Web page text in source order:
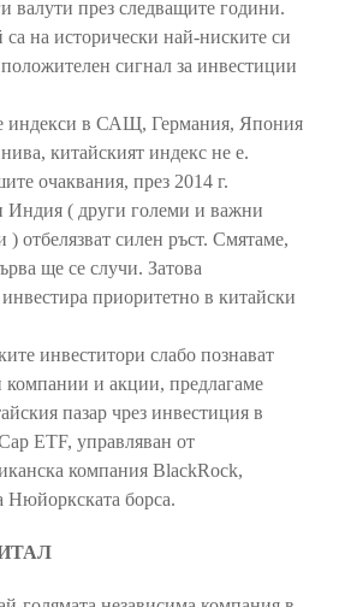
валути през следващите години.
на исторически най-ниските си
сигнал за инвестиции
индекси в САЩ, Германия, Япония
китайският индекс не е.
очаквания, през 2014 г.
Индия ( други големи и важни
) отбелязват силен ръст. Смятаме,
ще се случи. Затова
приоритетно в китайски
инвеститори слабо познават
компании и акции, предлагаме
пазар чрез инвестиция в
ETF, управляван от
компания BlackRock,
Нюйоркската борса.